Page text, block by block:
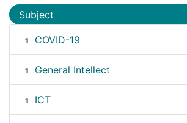
Subject
1 COVID-19
1 General Intellect
1 ICT